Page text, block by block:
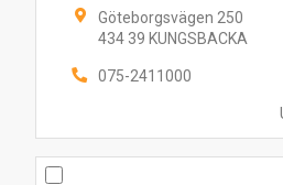
Göteborgsvägen 250
434 39 KUNGSBACKA
075-2411000